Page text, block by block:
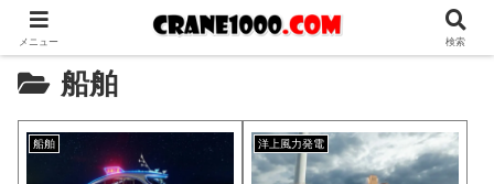
船舶
船舶 洋上風力発電
メニュー 検索